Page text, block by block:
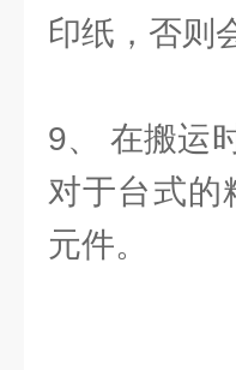
印纸，否则
9、 在搬运
对于台式的
元件。